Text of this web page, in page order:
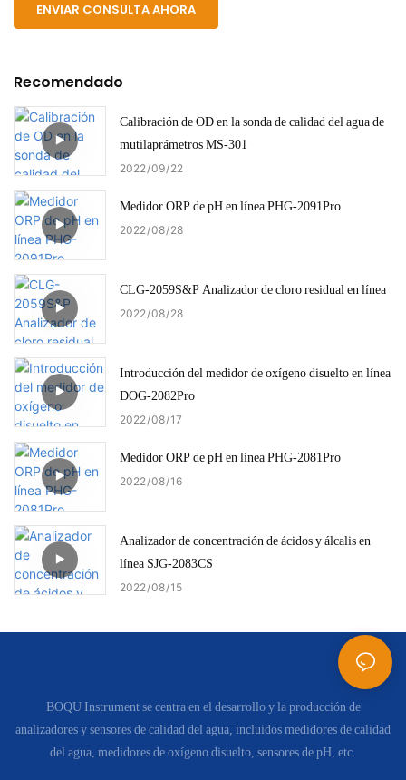
ENVIAR CONSULTA AHORA
Recomendado
Calibración de OD en la sonda de calidad del agua de
mutilaprámetros MS-301
2022 09 22
Medidor ORP de pH en línea PHG-2091Pro
2022 08 28
CLG-2059S&P Analizador de cloro residual en línea
2022 08 28
Introducción del medidor de oxígeno disuelto en línea
DOG-2082Pro
2022 08 17
Medidor ORP de pH en línea PHG-2081Pro
2022 08 16
Analizador de concentración de ácidos y álcalis en
línea SJG-2083CS
2022 08 15
BOQU Instrument se centra en el desarrollo y la producción de
analizadores y sensores de calidad del agua, incluidos medidores de calidad
del agua, medidores de oxígeno disuelto, sensores de pH, etc.